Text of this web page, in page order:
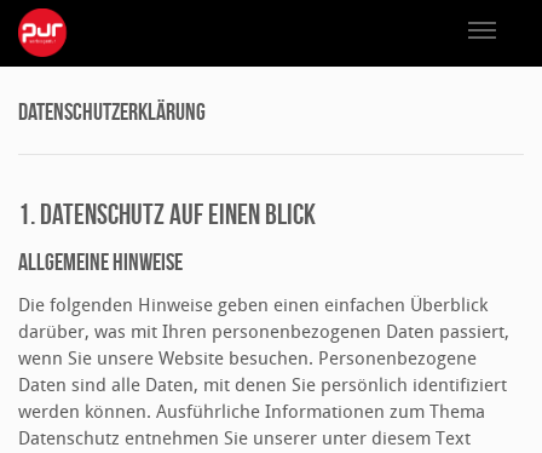
DATENSCHUTZERKLÄRUNG
1. DATENSCHUTZ AUF EINEN BLICK
Allgemeine Hinweise
Die folgenden Hinweise geben einen einfachen Überblick
darüber, was mit Ihren personenbezogenen Daten passiert,
wenn Sie unsere Website besuchen. Personenbezogene
Daten sind alle Daten, mit denen Sie persönlich identifiziert
werden können. Ausführliche Informationen zum Thema
Datenschutz entnehmen Sie unserer unter diesem Text